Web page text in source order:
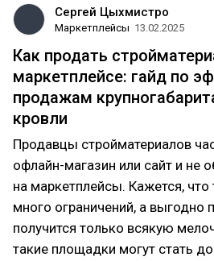
Сергей Цыхмистро
Маркетплейсы 13.02.2025
Как продать
маркетплейсе: гайд по
продажам
кровли
Продавцы стройматериалов
офлайн-магазин или сайт и не
на маркетплейсы. Кажется,
много ограничений, а выгодно
получится только всякую
такие площадки могут стать